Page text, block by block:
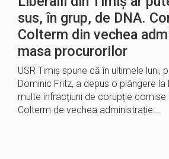
sus, în grup, de DNA.
Colterm din vechea
masa procurorilor
USR Timiș spune că în ultimele luni,
Dominic Fritz, a depus o plângere la
multe infracțiuni de corupție
Colterm de vechea administrație….